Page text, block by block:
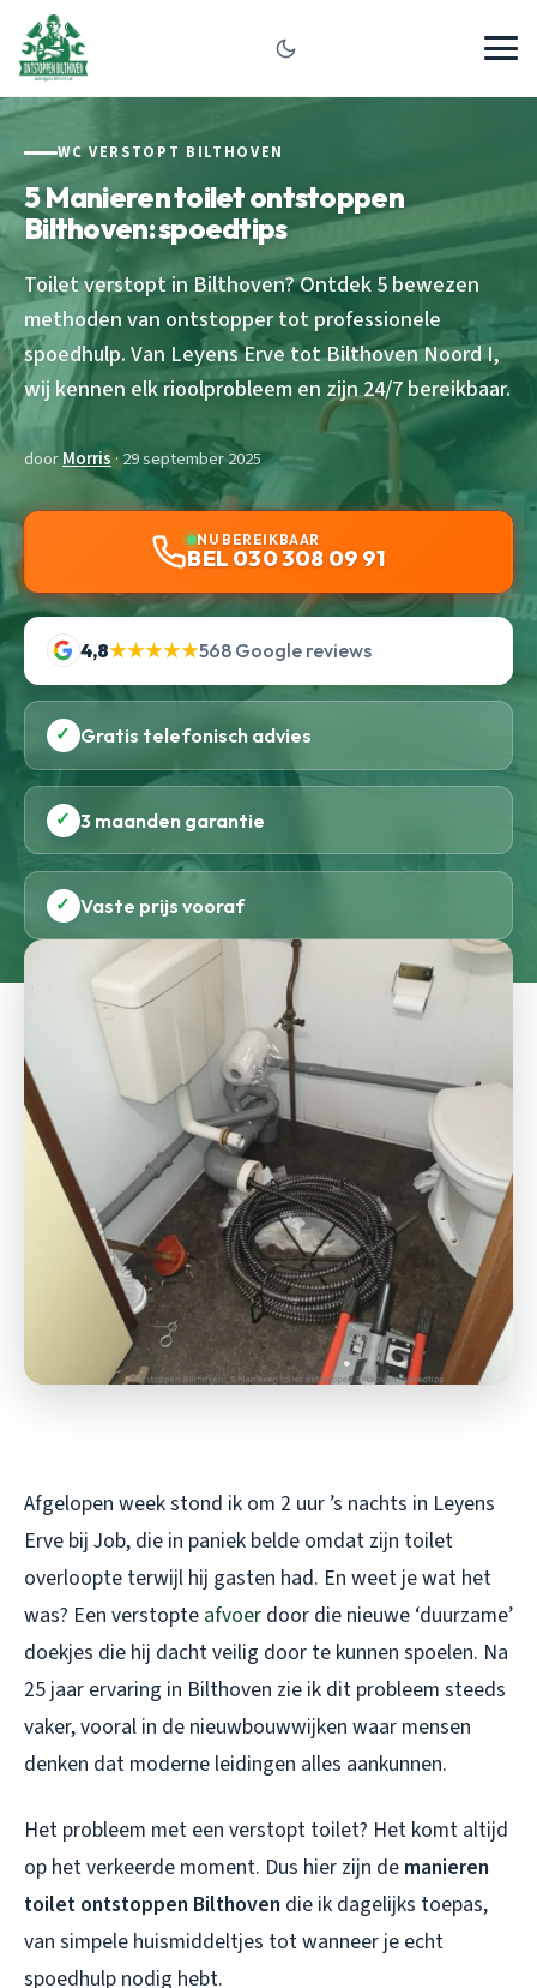
WC VERSTOPT BILTHOVEN
5 Manieren toilet ontstoppen
Bilthoven: spoedtips
Toilet verstopt in Bilthoven? Ontdek 5 bewezen
methoden van ontstopper tot professionele
spoedhulp. Van Leyens Erve tot Bilthoven Noord I,
wij kennen elk rioolprobleem en zijn 24/7 bereikbaar.
doorMorris· 29 september 2025
NU BEREIKBAAR
BEL 030 308 09 91
4,8★★★★★568 Google reviews
✓ Gratis telefonisch advies
✓ 3 maanden garantie
✓ Vaste prijs vooraf
Afgelopen week stond ik om 2 uur ’s nachts in Leyens
Erve bij Job, die in paniek belde omdat zijn toilet
overloopte terwijl hij gasten had. En weet je wat het
was? Een verstopte afvoer door die nieuwe ‘duurzame’
doekjes die hij dacht veilig door te kunnen spoelen. Na
25 jaar ervaring in Bilthoven zie ik dit probleem steeds
vaker, vooral in de nieuwbouwwijken waar mensen
denken dat moderne leidingen alles aankunnen.
Het probleem met een verstopt toilet? Het komt altijd
op het verkeerde moment. Dus hier zijn de manieren
toilet ontstoppen Bilthoven die ik dagelijks toepas,
van simpele huismiddeltjes tot wanneer je echt
spoedhulp nodig hebt.